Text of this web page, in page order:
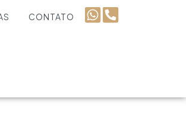
CONTATO